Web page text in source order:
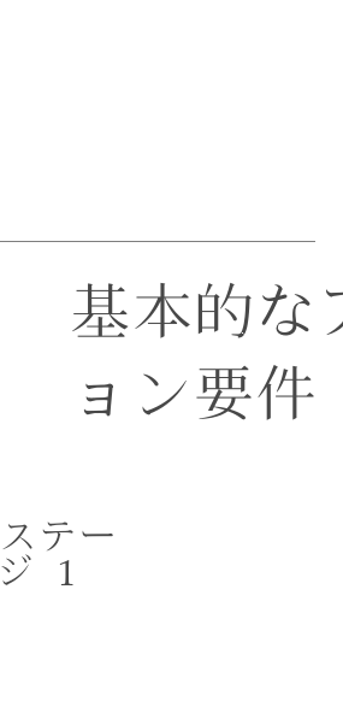
基本的な
ョン要件
ステー
ジ 1